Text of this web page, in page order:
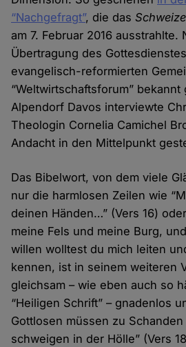
“Nachgefragt”, die das
am 7. Februar 2016 ausstrahlte.
Übertragung des
evangelisch-reformierten
“Weltwirtschaftsforum” bekannt
Alpendorf Davos interviewte
Theologin Cornelia Camichel
Andacht in den Mittelpunkt
Das Bibelwort, von dem viele
nur die harmlosen Zeilen wie
deinen Händen…” (Vers 16)
meine Fels und meine Burg,
willen wolltest du mich leiten
kennen, ist in seinem weiteren
gleichsam – wie eben auch so
“Heiligen Schrift” – gnadenlos
Gottlosen müssen zu
schweigen in der Hölle” (Vers